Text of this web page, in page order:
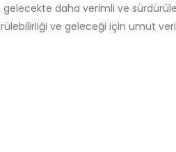
gelecekte daha verimli ve
ve geleceği için umut